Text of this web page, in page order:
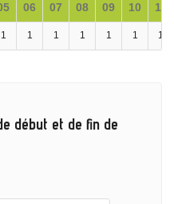
06 07 08 09 10 11
1 1 1 1 1 1 1
début et de fin de